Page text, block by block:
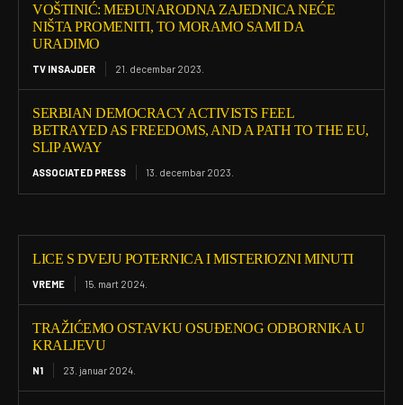
VOŠTINIĆ: MEĐUNARODNA ZAJEDNICA NEĆE
NIŠTA PROMENITI, TO MORAMO SAMI DA
URADIMO
TV INSAJDER 21. decembar 2023.
SERBIAN DEMOCRACY ACTIVISTS FEEL
BETRAYED AS FREEDOMS, AND A PATH TO THE EU,
SLIP AWAY
ASSOCIATED PRESS 13. decembar 2023.
LICE S DVEJU POTERNICA I MISTERIOZNI MINUTI
VREME 15. mart 2024.
TRAŽIĆEMO OSTAVKU OSUĐENOG ODBORNIKA U
KRALJEVU
N1 23. januar 2024.